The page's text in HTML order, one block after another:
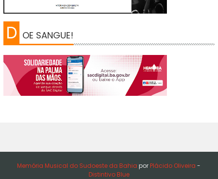
D OE SANGUE!
Memória Musical do Sudoeste da Bahiapor Plácido Oliveira -
Distintivo Blue